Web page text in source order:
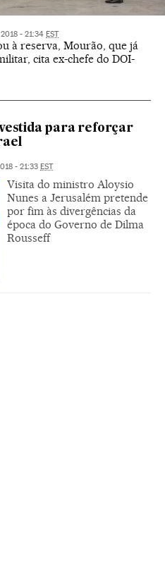
2018 - 21:34 EST
à reserva, Mourão, que já
cita ex-chefe do DOI-
para reforçar
- 21:33 EST
Visita do ministro Aloysio
Nunes a Jerusalém pretende
por fim às divergências da
época do Governo de Dilma
Rousseff